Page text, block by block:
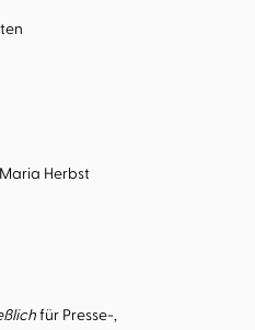
Herbst
für Presse-,